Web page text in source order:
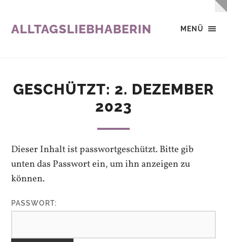
MENÜ
ALLTAGSLIEBHABERIN
GESCHÜTZT: 2. DEZEMBER
2023
Dieser Inhalt ist passwortgeschützt. Bitte gib
unten das Passwort ein, um ihn anzeigen zu
können.
PASSWORT: